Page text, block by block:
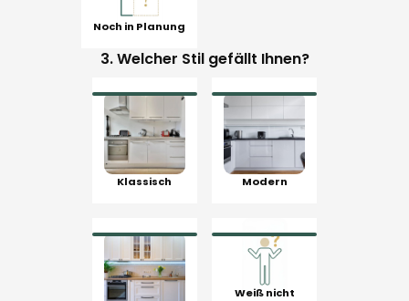
Noch in Planung
3. Welcher Stil gefällt Ihnen?
Klassisch Modern
Weiß nicht